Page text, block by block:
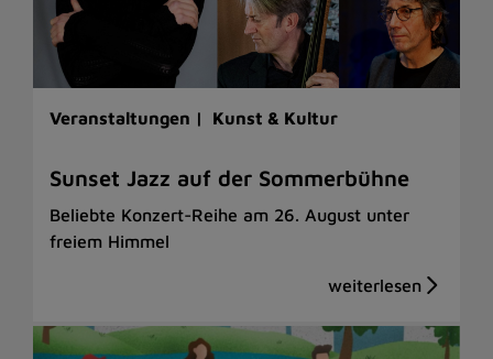
Veranstaltungen | Kunst & Kultur
Sunset Jazz auf der Sommerbühne
Beliebte Konzert-Reihe am 26. August unter
freiem Himmel